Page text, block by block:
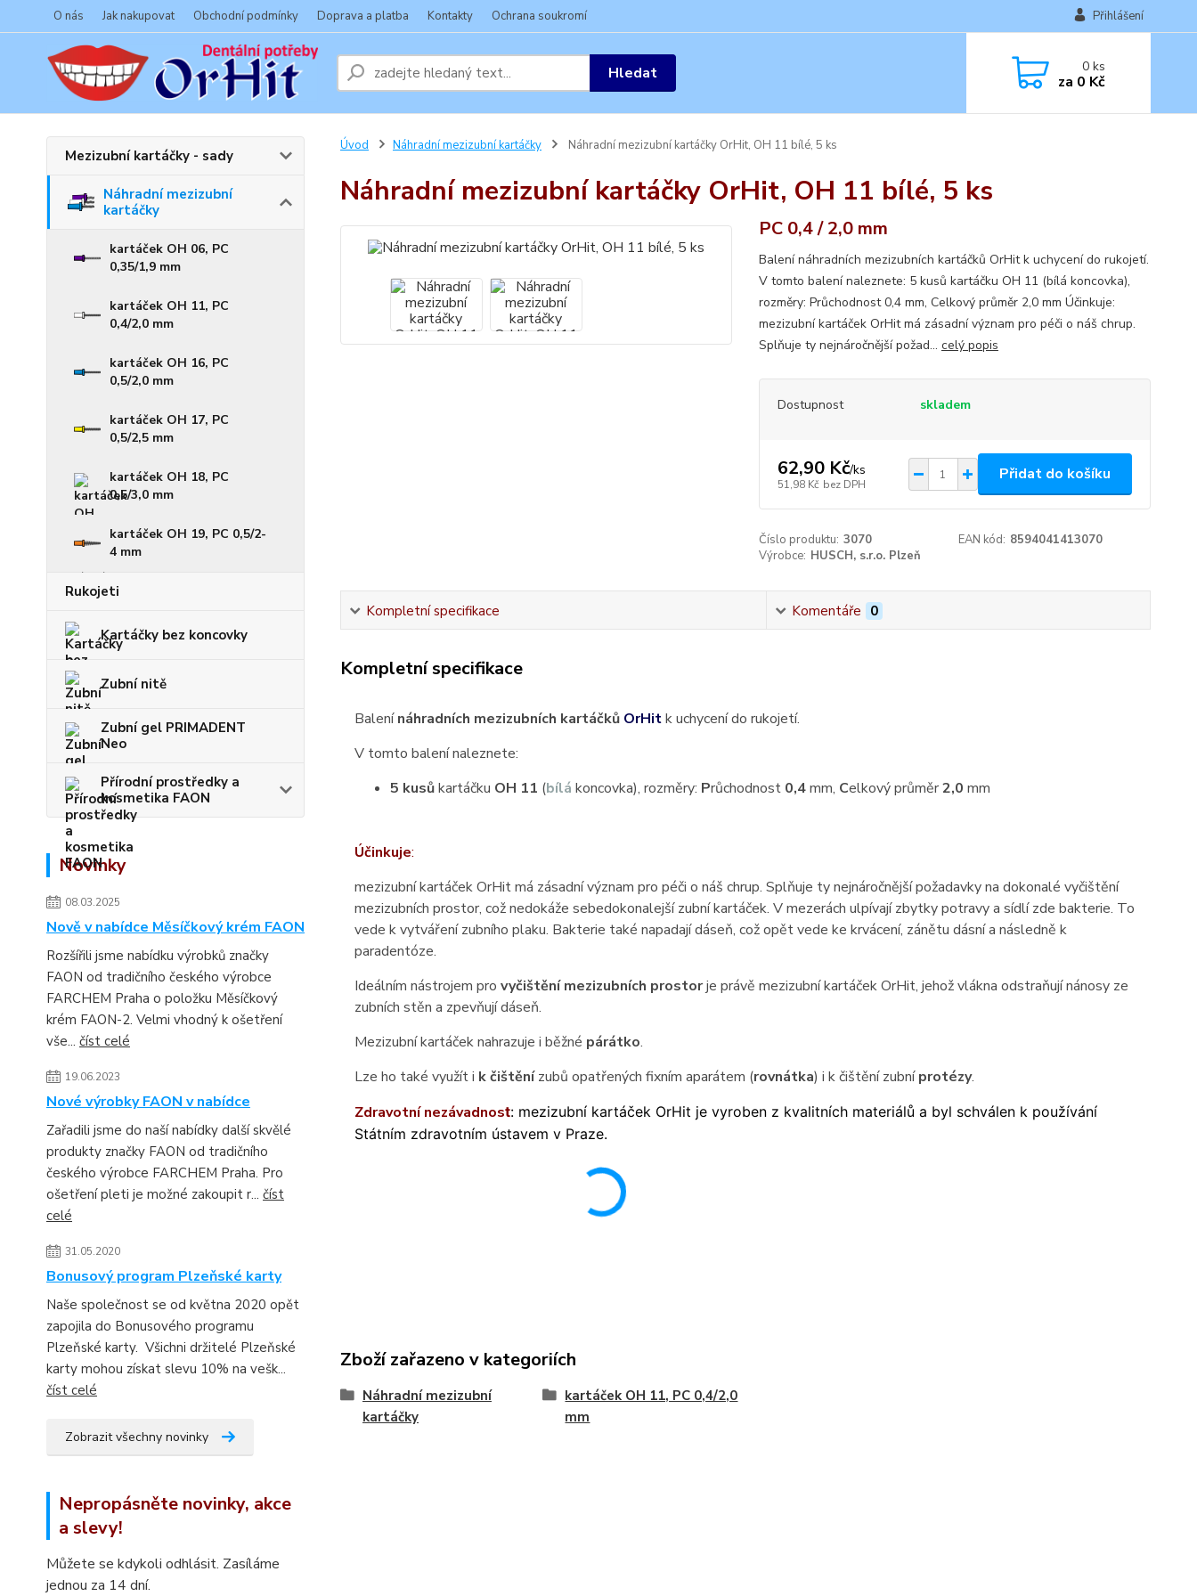
O nás Jak nakupovat Obchodní podmínky Doprava a platba Kontakty Ochrana soukromí Přihlášení
Hledat 0ks
za 0 Kč
Mezizubní kartáčky - sady
Náhradní mezizubní
kartáčky
kartáček OH 06, PC
0,35/1,9 mm
kartáček OH 11, PC
0,4/2,0 mm
kartáček OH 16, PC
0,5/2,0 mm
kartáček OH 17, PC
0,5/2,5 mm
kartáček OH 18, PC
0,5/3,0 mm
kartáček OH 19, PC 0,5/2-
4 mm
Rukojeti
Kartáčky bez koncovky
Zubní nitě
Zubní gel PRIMADENT
Neo
Přírodní prostředky a
kosmetika FAON
Novinky
08.03.2025
Nově v nabídce Měsíčkový krém FAON
Rozšířili jsme nabídku výrobků značky
FAON od tradičního českého výrobce
FARCHEM Praha o položku Měsíčkový
krém FAON-2. Velmi vhodný k ošetření
vše... číst celé
19.06.2023
Nové výrobky FAON v nabídce
Zařadili jsme do naší nabídky další skvělé
produkty značky FAON od tradičního
českého výrobce FARCHEM Praha. Pro
ošetření pleti je možné zakoupit r... číst
celé
31.05.2020
Bonusový program Plzeňské karty
Naše společnost se od května 2020 opět
zapojila do Bonusového programu
Plzeňské karty. Všichni držitelé Plzeňské
karty mohou získat slevu 10% na vešk...
číst celé
Zobrazit všechny novinky
Nepropásněte novinky, akce
a slevy!
Můžete se kdykoli odhlásit. Zasíláme
jednou za 14 dní.
Úvod Náhradní mezizubní kartáčky Náhradní mezizubní kartáčky OrHit, OH 11 bílé, 5 ks
Náhradní mezizubní kartáčky OrHit, OH 11 bílé, 5 ks
PC 0,4 / 2,0 mm
Balení náhradních mezizubních kartáčků OrHit k uchycení do rukojetí.
V tomto balení naleznete: 5 kusů kartáčku OH 11 (bílá koncovka),
rozměry: Průchodnost 0,4 mm, Celkový průměr 2,0 mm Účinkuje:
mezizubní kartáček OrHit má zásadní význam pro péči o náš chrup.
Splňuje ty nejnáročnější požad... celý popis
Dostupnost skladem
62,90 Kč/ks
51,98 Kč bez DPH
Přidat do košíku
Číslo produktu: 3070 EAN kód: 8594041413070
Výrobce: HUSCH, s.r.o. Plzeň
Kompletní specifikace Komentáře 0
Kompletní specifikace
Balenínáhradních mezizubních kartáčků OrHitk uchycení do rukojetí.
V tomto balení naleznete:
5 kusůkartáčku OH 11 (bílá koncovka), rozměry: Průchodnost 0,4mm, Celkový průměr2,0 mm
Účinkuje:
mezizubní kartáček OrHit má zásadní význam pro péči o náš chrup. Splňuje ty nejnáročnější požadavky na dokonalé vyčištění
mezizubních prostor, což nedokáže sebedokonalejší zubní kartáček. V mezerách ulpívají zbytky potravy a sídlí zde bakterie. To
vede k vytváření zubního plaku. Bakterie také napadají dáseň, což opět vede ke krvácení, zánětu dásní a následně k
paradentóze.
Ideálním nástrojem pro vyčištění mezizubních prostorje právě mezizubní kartáček OrHit, jehož vlákna odstraňují nánosy ze
zubních stěn a zpevňují dáseň.
Mezizubní kartáček nahrazuje i běžné párátko.
Lze ho také využít i k čištěnízubů opatřených fixním aparátem (rovnátka) i k čištění zubníprotézy.
Zdravotní nezávadnost:mezizubní kartáček OrHit je vyroben z kvalitních materiálů a byl schválen k používání
Státním zdravotním ústavem v Praze.
Zboží zařazeno v kategoriích
Náhradní mezizubní
kartáčky
kartáček OH 11, PC 0,4/2,0
mm